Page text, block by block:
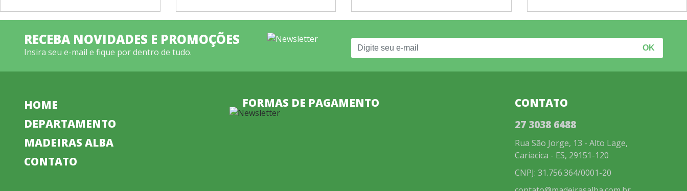
RECEBA NOVIDADES E PROMOÇÕES
Insira seu e-mail e fique por dentro de tudo.
HOME
DEPARTAMENTO
MADEIRAS ALBA
CONTATO
FORMAS DE PAGAMENTO CONTATO
27 3038 6488
Rua São Jorge, 13 - Alto Lage,
Cariacica - ES, 29151-120
CNPJ: 31.756.364/0001-20